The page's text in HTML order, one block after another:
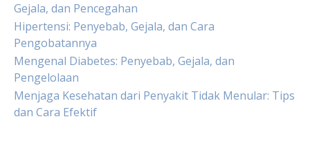
Gejala, dan Pencegahan
Hipertensi: Penyebab, Gejala, dan Cara
Pengobatannya
Mengenal Diabetes: Penyebab, Gejala, dan
Pengelolaan
Menjaga Kesehatan dari Penyakit Tidak Menular: Tips
dan Cara Efektif